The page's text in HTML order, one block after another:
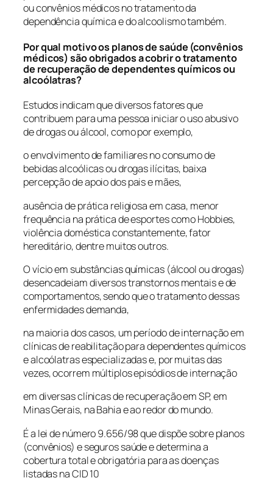
ou convênios médicos no tratamento da
dependência química e do alcoolismo também.
Por qual motivo os planos de saúde (convênios
médicos) são obrigados a cobrir o tratamento
de recuperação de dependentes químicos ou
alcoólatras?
Estudos indicam que diversos fatores que
contribuem para uma pessoa iniciar o uso abusivo
de drogas ou álcool, como por exemplo,
o envolvimento de familiares no consumo de
bebidas alcoólicas ou drogas ilícitas, baixa
percepção de apoio dos pais e mães,
ausência de prática religiosa em casa, menor
frequência na prática de esportes como Hobbies,
violência doméstica constantemente, fator
hereditário, dentre muitos outros.
O vício em substâncias químicas (álcool ou drogas)
desencadeiam diversos transtornos mentais e de
comportamentos, sendo que o tratamento dessas
enfermidades demanda,
na maioria dos casos, um período de internação em
clínicas de reabilitação para dependentes químicos
e alcoólatras especializadas e, por muitas das
vezes, ocorrem múltiplos episódios de internação
em diversas clínicas de recuperação em SP, em
Minas Gerais, na Bahia e ao redor do mundo.
É a lei de número 9.656/98 que dispõe sobre planos
(convênios) e seguros saúde e determina a
cobertura total e obrigatória para as doenças
listadas na CID 10